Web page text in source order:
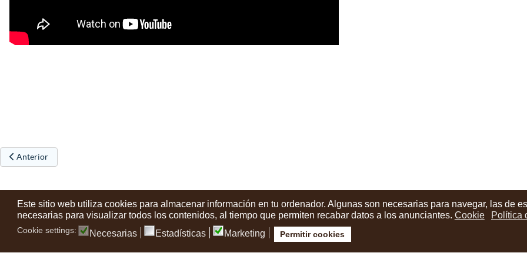
Este sitio web utiliza cookies para almacenar información en tu ordenador. Algunas son necesarias para navegar, las de
necesarias para visualizar todos los contenidos, al tiempo que permiten recabar datos a los anunciantes. Cookie Política
Cookie settings: Necesarias Estadísticas Marketing Permitir cookies
Artículo anterior: Premios florales de Urretxu y Zumarraga 2020
Anterior
Condiciones de uso Aviso legal Noticias Tu opinión cuenta